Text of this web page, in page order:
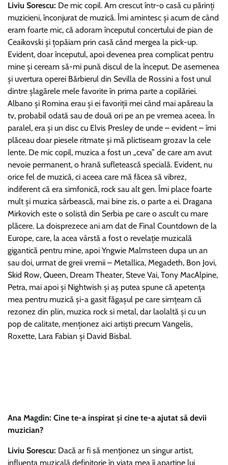
Liviu Sorescu: De mic copil. Am crescut într-o casă cu părinţi
muzicieni, înconjurat de muzică. Îmi amintesc şi acum de când
eram foarte mic, că adoram începutul concertului de pian de
Ceaikovski şi ţopăiam prin casă când mergea la pick-up.
Evident, doar începutul, apoi devenea prea complicat pentru
mine şi ceream să-mi pună discul de la început. De asemenea
şi uvertura operei Bărbierul din Sevilla de Rossini a fost unul
dintre şlagărele mele favorite în prima parte a copilăriei.
Albano şi Romina erau şi ei favoriţii mei când mai apăreau la
tv, probabil odată sau de două ori pe an pe vremea aceea. În
paralel, era şi un disc cu Elvis Presley de unde – evident – îmi
plăceau doar piesele ritmate şi mă plictiseam grozav la cele
lente. De mic copil, muzica a fost un „ceva” de care am avut
nevoie permanent, o hrană sufletească specială. Evident, nu
orice fel de muzică, ci aceea care mă făcea să vibrez,
indiferent că era simfonică, rock sau alt gen. Îmi place foarte
mult şi muzica sârbească, mai bine zis, o parte a ei. Dragana
Mirkovich este o solistă din Serbia pe care o ascult cu mare
plăcere. La doisprezece ani am dat de Final Countdown de la
Europe, care, la acea vârstă a fost o revelaţie muzicală
gigantică pentru mine, apoi Yngwie Malmsteen dupa un an
sau doi, urmat de greii vremii – Metallica, Megadeth, Bon Jovi,
Skid Row, Queen, Dream Theater, Steve Vai, Tony MacAlpine,
Petra, mai apoi şi Nightwish şi aş putea spune că apetenţa
mea pentru muzică şi-a gasit făgaşul pe care simţeam că
rezonez din plin, muzica rock si metal, dar laolaltă şi cu un
pop de calitate, menţionez aici artişti precum Vangelis,
Roxette, Lara Fabian şi David Bisbal.
Ana Magdin: Cine te-a inspirat și cine te-a ajutat să devii
muzician?
Liviu Sorescu: Dacă ar fi să menţionez un singur artist,
influenţa muzicală definitorie în viaţa mea îi aparţine lui